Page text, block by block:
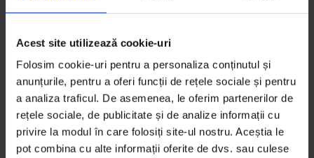
Acest site utilizează cookie-uri
Folosim cookie-uri pentru a personaliza conținutul și
anunțurile, pentru a oferi funcții de rețele sociale și pentru
a analiza traficul. De asemenea, le oferim partenerilor de
rețele sociale, de publicitate și de analize informații cu
privire la modul în care folosiți site-ul nostru. Aceștia le
pot combina cu alte informații oferite de dvs. sau culese
DoR #34 – Iarnă 2018/19
25,00lei 20,00lei